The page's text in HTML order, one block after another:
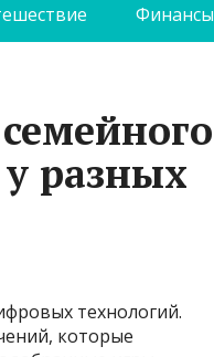
Финансы
разных
технологий.
которые